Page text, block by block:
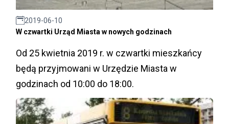
2019-06-10
W czwartki Urząd Miasta w nowych godzinach
Od 25 kwietnia 2019 r. w czwartki mieszkańcy
będą przyjmowani w Urzędzie Miasta w
godzinach od 10:00 do 18:00.